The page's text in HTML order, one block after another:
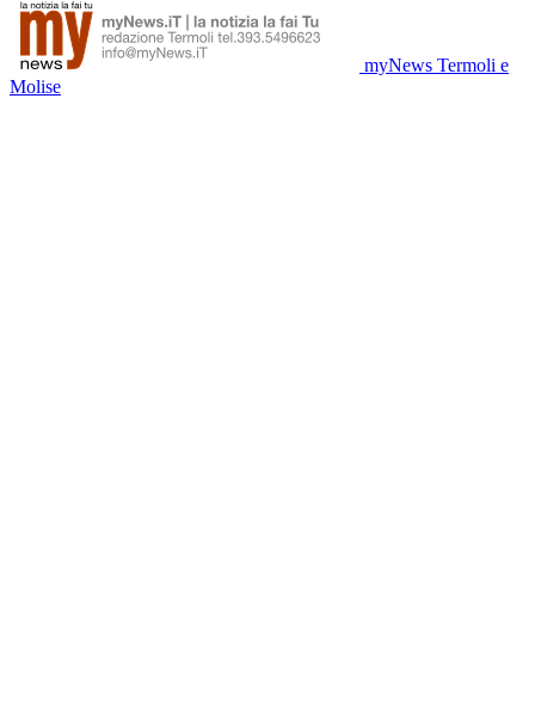
myNews Termoli e
Molise